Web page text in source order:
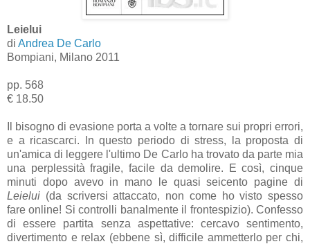
Leielui
di Andrea De Carlo
Bompiani, Milano 2011
pp. 568
€ 18.50
Il bisogno di evasione porta a volte a tornare sui propri errori,
e a ricascarci. In questo periodo di stress, la proposta di
un'amica di leggere l'ultimo De Carlo ha trovato da parte mia
una perplessità fragile, facile da demolire. E così, cinque
minuti dopo avevo in mano le quasi seicento pagine di
Leielui (da scriversi attaccato, non come ho visto spesso
fare online! Si controlli banalmente il frontespizio). Confesso
di essere partita senza aspettative: cercavo sentimento,
divertimento e relax (ebbene sì, difficile ammetterlo per chi,